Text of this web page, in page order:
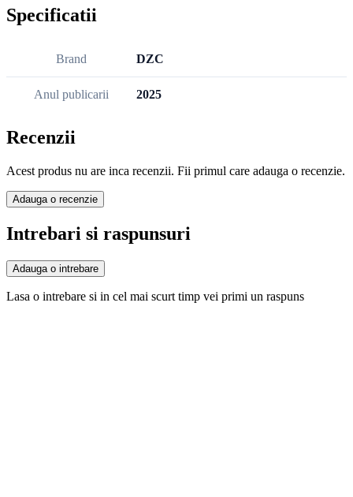
Specificatii
Brand DZC
Anul publicarii 2025
Recenzii
Acest produs nu are inca recenzii. Fii primul care adauga o recenzie.
Adauga o recenzie
Intrebari si raspunsuri
Adauga o intrebare
Lasa o intrebare si in cel mai scurt timp vei primi un raspuns